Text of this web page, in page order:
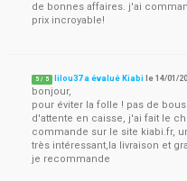
de bonnes affaires. j'ai
prix incroyable!
5 / 5 lilou37 a évalué Kiabi le14/01/
bonjour,
pour éviter la folle ! pas de
d'attente en caisse, j'ai fait le
commande sur le site kiabi.fr,
très intéressant,la livraison et
je recommande